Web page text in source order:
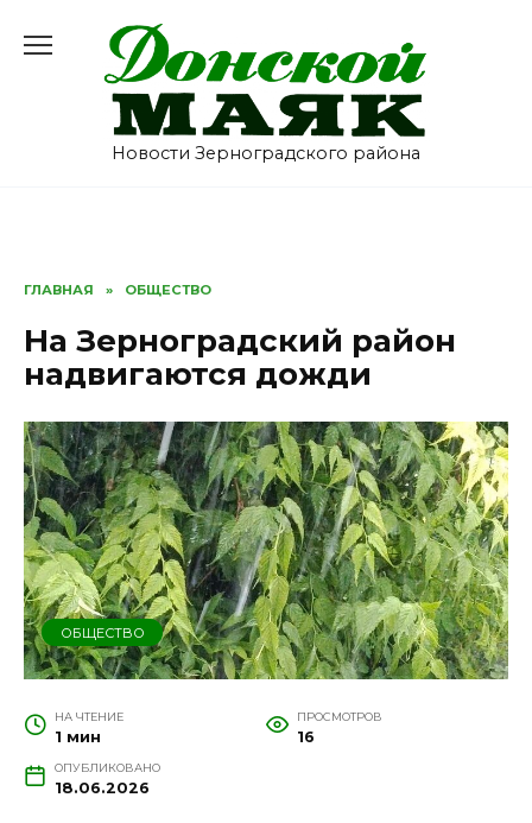
содержанию
Новости Зерноградского района
ГЛАВНАЯ » ОБЩЕСТВО
На Зерноградский район
надвигаются дожди
ОБЩЕСТВО
НА ЧТЕНИЕ
1 мин
ПРОСМОТРОВ
16
ОПУБЛИКОВАНО
18.06.2026